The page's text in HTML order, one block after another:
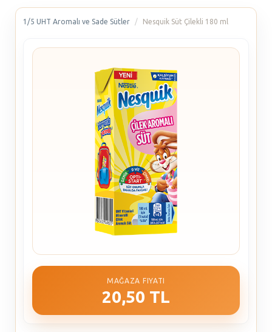
1/5 UHT Aromalı ve Sade Sütler Nesquik Süt Çilekli 180 ml
MAĞAZA FIYATI
20,50 TL